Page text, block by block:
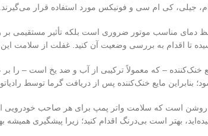
جیلی، کی ام سی و فونیکس مورد استفاده قرار می‌گیرند.
دمای مناسب موتور ضروری است بلکه تأثیر مستقیمی
تا اقدام به بررسی وضعیت آن کنید. غفلت از سلامت
خنک‌کننده – که معمولاً ترکیبی از آب و ضد یخ است – را
مایع خنک‌کننده پس از دریافت گرما توسط
روشن است که سلامت واتر پمپ برای هر صاحب خودرویی
بهتر است بی‌درنگ اقدام کنید؛ زیرا پیشگیری